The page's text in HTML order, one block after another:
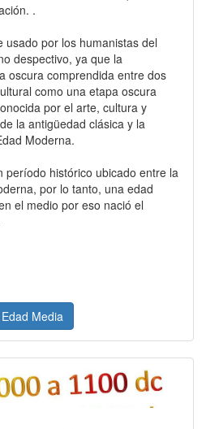
iberica tuvieron esa calificación. .
despectivo, ya que la
oscura comprendida entre dos
como una etapa oscura
por el arte, cultura y
la antigüedad clásica y la
Moderna.
período histórico ubicado entre la
por lo tanto, una edad
el medio por eso nació el
Media